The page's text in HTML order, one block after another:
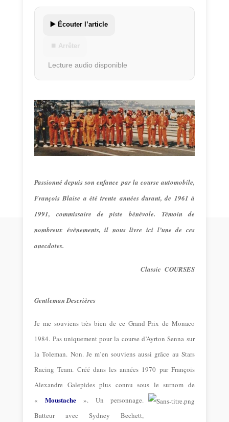
▶️ Écouter l’article
⏹ Arrêter
Lecture audio disponible
Passionné depuis son enfance par la course automobile,
François Blaise a été trente années durant, de 1961 à
1991, commissaire de piste bénévole. Témoin de
nombreux évènements, il nous livre ici l’une de ces
anecdotes.
Classic COURSES
Gentleman Descrières
Je me souviens très bien de ce Grand Prix de Monaco
1984. Pas uniquement pour la course d’Ayrton Senna sur
la Toleman. Non. Je m’en souviens aussi grâce au Stars
Racing Team. Créé dans les années 1970 par François
Alexandre Galepides plus connu sous le surnom de
«Moustache ». Un personnage.
Batteur avec Sydney Bechett,